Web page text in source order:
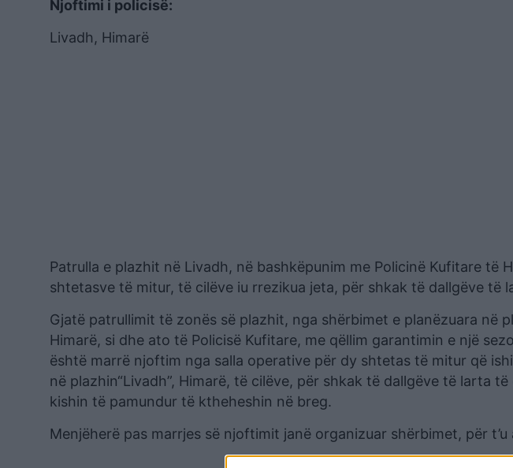
Njoftimi i policisë:
Livadh, Himarë
Patrulla e plazhit në Livadh, në bashkëpunim me Policinë Kufitare të
shtetasve të mitur, të cilëve iu rrezikua jeta, për shkak të dallgëve të
Gjatë patrullimit të zonës së plazhit, nga shërbimet e planëzuara në
Himarë, si dhe ato të Policisë Kufitare, me qëllim garantimin e një
është marrë njoftim nga salla operative për dy shtetas të mitur që
në plazhin“Livadh”, Himarë, të cilëve, për shkak të dallgëve të larta
kishin të pamundur të ktheheshin në breg.
Menjëherë pas marrjes së njoftimit janë organizuar shërbimet, për